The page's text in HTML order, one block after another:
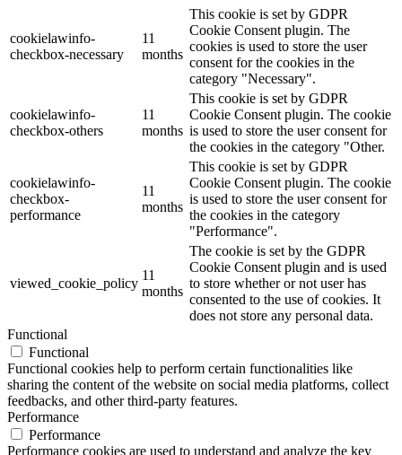
cookielawinfo-
checkbox-necessary
11
months
This cookie is set by GDPR
Cookie Consent plugin. The
cookies is used to store the user
consent for the cookies in the
category "Necessary".
cookielawinfo-
checkbox-others
11
months
This cookie is set by GDPR
Cookie Consent plugin. The cookie
is used to store the user consent for
the cookies in the category "Other.
cookielawinfo-
checkbox-
performance
11
months
This cookie is set by GDPR
Cookie Consent plugin. The cookie
is used to store the user consent for
the cookies in the category
"Performance".
viewed_cookie_policy
11
months
The cookie is set by the GDPR
Cookie Consent plugin and is used
to store whether or not user has
consented to the use of cookies. It
does not store any personal data.
Functional
Functional
Functional cookies help to perform certain functionalities like
sharing the content of the website on social media platforms, collect
feedbacks, and other third-party features.
Performance
Performance
Performance cookies are used to understand and analyze the key